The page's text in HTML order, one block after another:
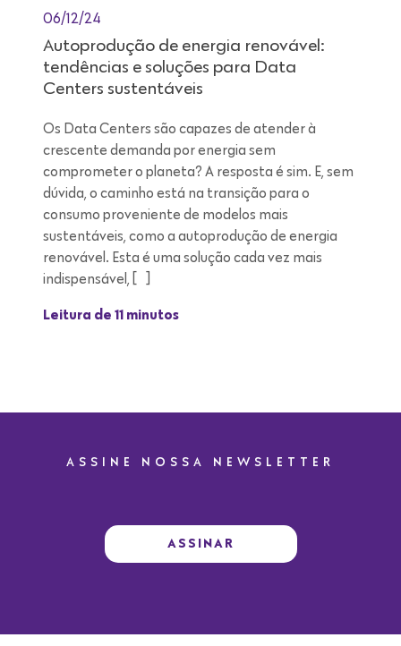
06/12/24
Autoprodução de energia renovável:
tendências e soluções para Data
Centers sustentáveis
Os Data Centers são capazes de atender à
crescente demanda por energia sem
comprometer o planeta? A resposta é sim. E, sem
dúvida, o caminho está na transição para o
consumo proveniente de modelos mais
sustentáveis, como a autoprodução de energia
renovável. Esta é uma solução cada vez mais
indispensável, […]
Leitura de 11 minutos
ASSINE NOSSA NEWSLETTER
ASSINAR